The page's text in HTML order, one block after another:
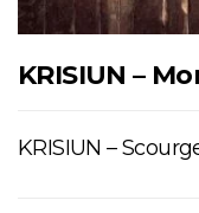
KRISIUN –
KRISIUN –